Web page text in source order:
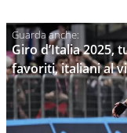
Giro d’Italia 2025,
favoriti, italiani al